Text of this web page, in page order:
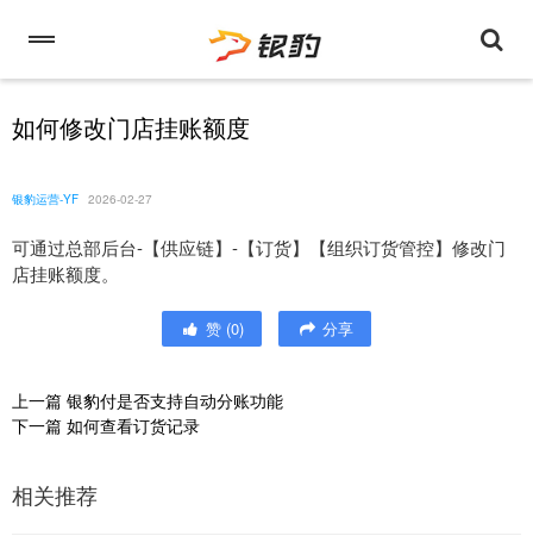
如何修改门店挂账额度
银豹运营-YF 2026-02-27
可通过总部后台-【供应链】-【订货】【组织订货管控】修改门
店挂账额度。
赞 (0) 分享
上一篇 银豹付是否支持自动分账功能
下一篇 如何查看订货记录
相关推荐